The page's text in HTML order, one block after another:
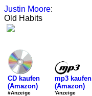
Justin Moore:
Old Habits
CD kaufen
(Amazon)
#Anzeige
mp3 kaufen
(Amazon)
'Anzeige